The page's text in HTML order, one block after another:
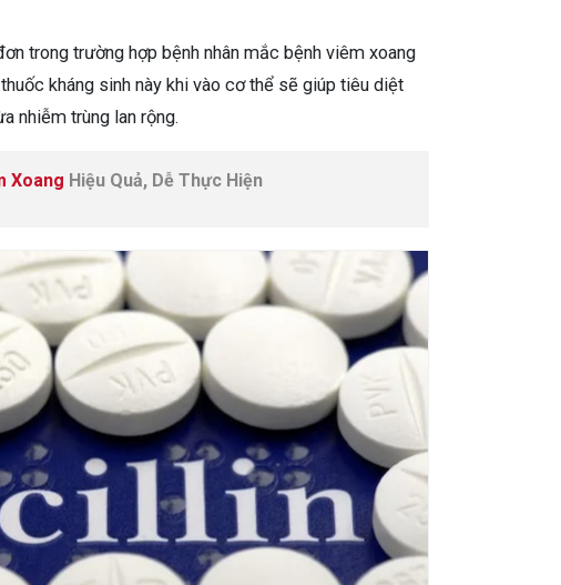
trong trường hợp bệnh nhân mắc bệnh viêm xoang
kháng sinh này khi vào cơ thể sẽ giúp tiêu diệt
nhiễm trùng lan rộng.
Xoang Hiệu Quả, Dễ Thực Hiện